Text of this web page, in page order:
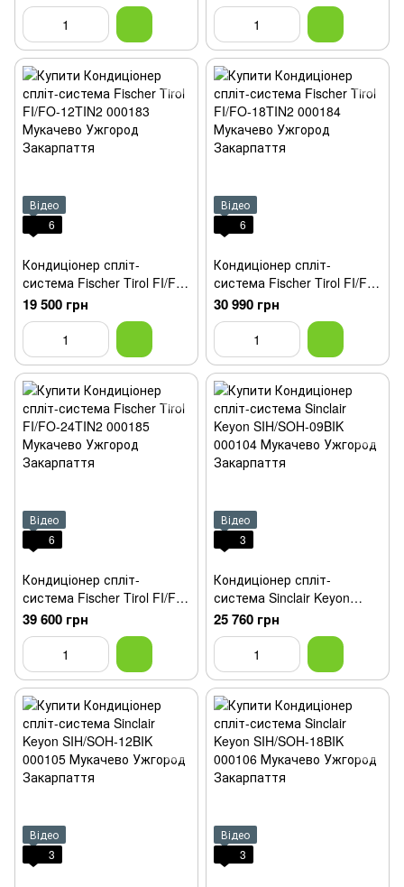
Відео
6
Кондиціонер спліт-
система Fischer Tirol FI/FO-
12TIN2
19 500 грн
Відео
6
Кондиціонер спліт-
система Fischer Tirol FI/FO-
18TIN2
30 990 грн
Відео
6
Кондиціонер спліт-
система Fischer Tirol FI/FO-
24TIN2
39 600 грн
Відео
3
Кондиціонер спліт-
система Sinclair Keyon
SIH/SOH-09BIK
25 760 грн
Відео
3
Відео
3